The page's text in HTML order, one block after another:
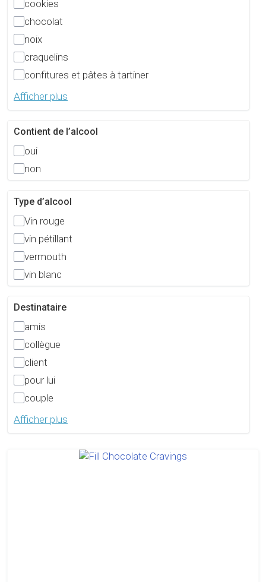
cookies
chocolat
noix
craquelins
confitures et pâtes à tartiner
Afficher plus
Contient de l’alcool
oui
non
Type d’alcool
Vin rouge
vin pétillant
vermouth
vin blanc
Destinataire
amis
collègue
client
pour lui
couple
Afficher plus